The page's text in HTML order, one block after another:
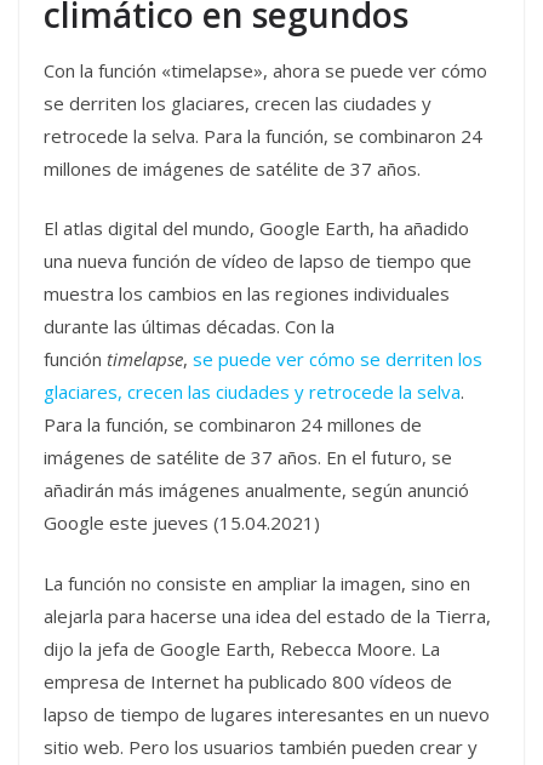
climático en segundos
Con la función «timelapse», ahora se puede ver cómo
se derriten los glaciares, crecen las ciudades y
retrocede la selva. Para la función, se combinaron 24
millones de imágenes de satélite de 37 años.
El atlas digital del mundo, Google Earth, ha añadido
una nueva función de vídeo de lapso de tiempo que
muestra los cambios en las regiones individuales
durante las últimas décadas. Con la
función timelapse, se puede ver cómo se derriten los
glaciares, crecen las ciudades y retrocede la selva.
Para la función, se combinaron 24 millones de
imágenes de satélite de 37 años. En el futuro, se
añadirán más imágenes anualmente, según anunció
Google este jueves (15.04.2021)
La función no consiste en ampliar la imagen, sino en
alejarla para hacerse una idea del estado de la Tierra,
dijo la jefa de Google Earth, Rebecca Moore. La
empresa de Internet ha publicado 800 vídeos de
lapso de tiempo de lugares interesantes en un nuevo
sitio web. Pero los usuarios también pueden crear y